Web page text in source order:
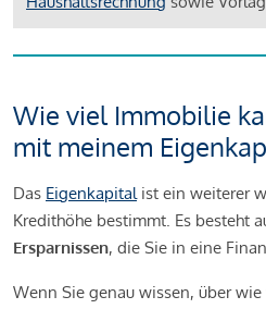
Wie viel Immobilie
mit meinem
Das Eigenkapitalist ein weiterer
Kredithöhe bestimmt. Es besteht
Ersparnissen, die Sie in eine
Wenn Sie genau wissen, über